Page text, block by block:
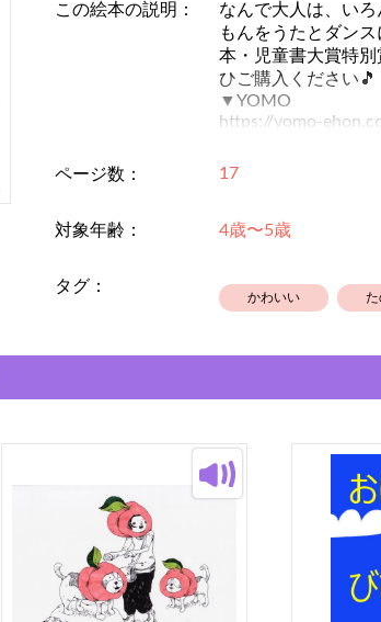
この絵本の説明：
なんで大人は、い
もんをうたとダン
本・児童書大賞特
ひご購入ください🎵
▼YOMO
https://yomo-
https://onl.sc/
ページ数： 17
対象年齢： 4歳〜5歳
タグ：
かわいい た